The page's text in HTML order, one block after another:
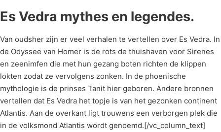
Es Vedra mythes en legendes.
Van oudsher zijn er veel verhalen te vertellen over Es Vedra. In
de Odyssee van Homer is de rots de thuishaven voor Sirenes
en zeenimfen die met hun gezang boten richten de klippen
lokten zodat ze vervolgens zonken. In de phoenische
mythologie is de prinses Tanit hier geboren. Andere bronnen
vertellen dat Es Vedra het topje is van het gezonken continent
Atlantis. Aan de overkant ligt trouwens een verborgen plek die
in de volksmond Atlantis wordt genoemd.[/vc_column_text]